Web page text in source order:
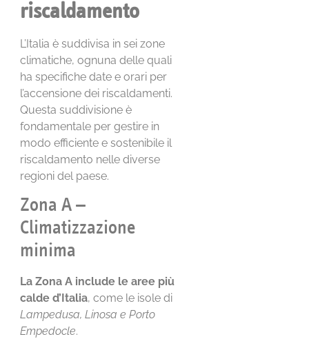
riscaldamento
L’Italia è suddivisa in sei zone
climatiche, ognuna delle quali
ha specifiche date e orari per
l’accensione dei riscaldamenti.
Questa suddivisione è
fondamentale per gestire in
modo efficiente e sostenibile il
riscaldamento nelle diverse
regioni del paese.
Zona A –
Climatizzazione
minima
La Zona A include le aree più
calde d’Italia, come le isole di
Lampedusa, Linosa e Porto
Empedocle.